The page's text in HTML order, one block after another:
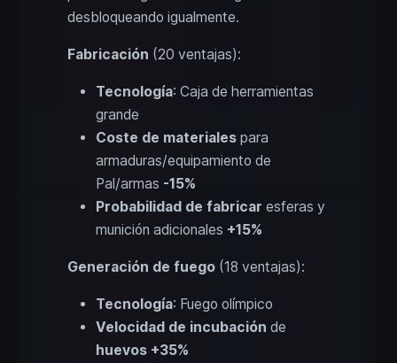
desbloqueando igualmente.
Fabricación (20 ventajas):
Tecnología: Caja de herramientas
grande
Coste de materiales para
armaduras/equipamiento de
Pal/armas -15%
Probabilidad de fabricar esferas y
munición adicionales +15%
Generación de fuego (18 ventajas):
Tecnología: Fuego olímpico
Velocidad de incubación de
huevos +35%